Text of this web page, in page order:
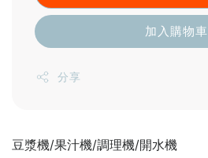
加入購物車
分享
豆漿機/果汁機/調理機/開水機